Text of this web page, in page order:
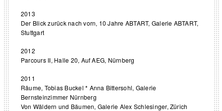
2013
Der Blick zurück nach vorn, 10 Jahre ABTART, Galerie ABTART,
Stuttgart
2012
Parcours II, Halle 20, Auf AEG, Nürnberg
2011
Räume, Tobias Buckel * Anna Bittersohl, Galerie
Bernsteinzimmer Nürnberg
Von Wäldern und Bäumen, Galerie Alex Schlesinger, Zürich